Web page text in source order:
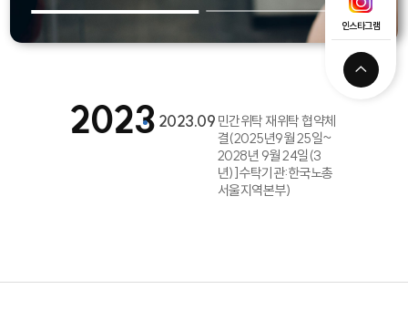
인스타그램
2023 2023.09 민간위탁 재위탁 협약체
결(2025년9월 25일~
2028년 9월 24일(3
년)]수탁기관:한국노총
서울지역본부)